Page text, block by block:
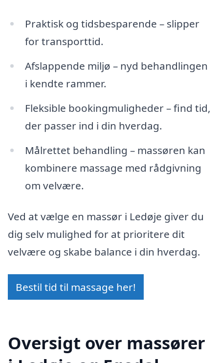
Praktisk og tidsbesparende – slipper
for transporttid.
Afslappende miljø – nyd behandlingen
i kendte rammer.
Fleksible bookingmuligheder – find tid,
der passer ind i din hverdag.
Målrettet behandling – massøren kan
kombinere massage med rådgivning
om velvære.
Ved at vælge en massør i Ledøje giver du
dig selv mulighed for at prioritere dit
velvære og skabe balance i din hverdag.
Bestil tid til massage her!
Oversigt over massører